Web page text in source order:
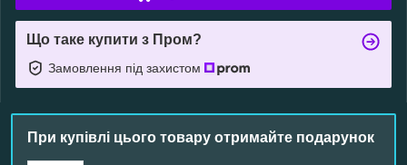
Що таке купити з Пром?
Замовлення під захистом
При купівлі цього товару отримайте подарунок